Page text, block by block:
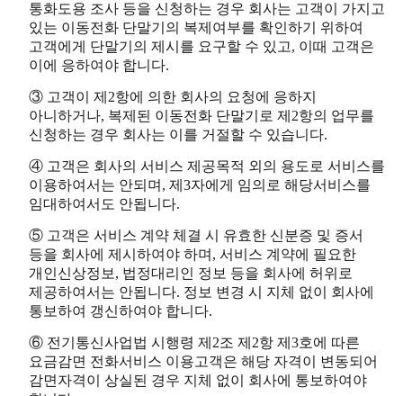
통화도용 조사 등을 신청하는 경우 회사는 고객이 가지고
있는 이동전화 단말기의 복제여부를 확인하기 위하여
고객에게 단말기의 제시를 요구할 수 있고, 이때 고객은
이에 응하여야 합니다.
③ 고객이 제2항에 의한 회사의 요청에 응하지
아니하거나, 복제된 이동전화 단말기로 제2항의 업무를
신청하는 경우 회사는 이를 거절할 수 있습니다.
④ 고객은 회사의 서비스 제공목적 외의 용도로 서비스를
이용하여서는 안되며, 제3자에게 임의로 해당서비스를
임대하여서도 안됩니다.
⑤ 고객은 서비스 계약 체결 시 유효한 신분증 및 증서
등을 회사에 제시하여야 하며, 서비스 계약에 필요한
개인신상정보, 법정대리인 정보 등을 회사에 허위로
제공하여서는 안됩니다. 정보 변경 시 지체 없이 회사에
통보하여 갱신하여야 합니다.
⑥ 전기통신사업법 시행령 제2조 제2항 제3호에 따른
요금감면 전화서비스 이용고객은 해당 자격이 변동되어
감면자격이 상실된 경우 지체 없이 회사에 통보하여야